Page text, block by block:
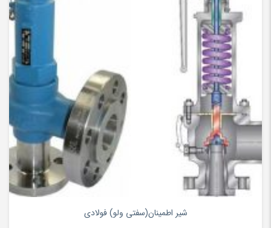
شیر اطمینان(سفتی ولو) فولادی